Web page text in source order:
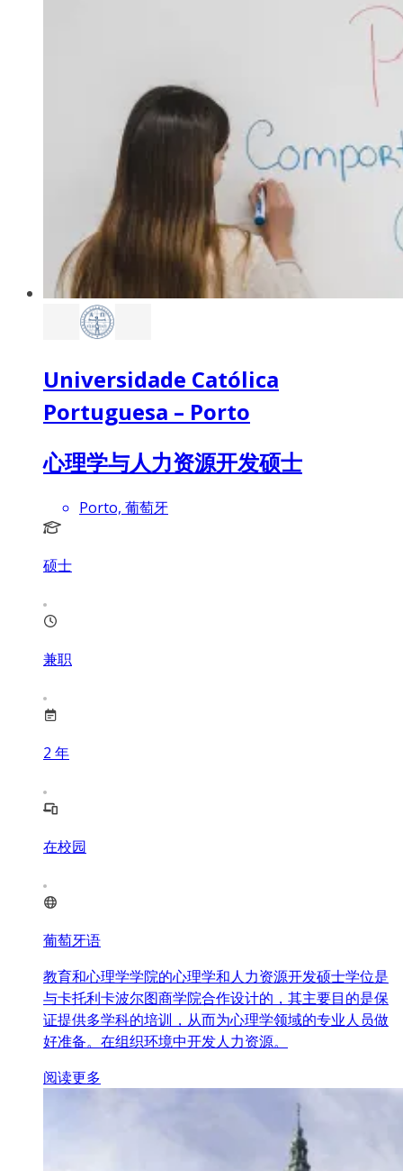
Universidade Católica
Portuguesa – Porto
心理学与人力资源开发硕士
Porto, 葡萄牙
硕士
兼职
2 年
在校园
葡萄牙语
教育和心理学学院的心理学和人力资源开发硕士学位是
与卡托利卡波尔图商学院合作设计的，其主要目的是保
证提供多学科的培训，从而为心理学领域的专业人员做
好准备。在组织环境中开发人力资源。
阅读更多